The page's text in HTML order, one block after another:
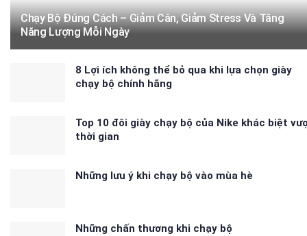
Chạy Bộ Đúng Cách – Giảm Cân, Giảm Stress Và Tăng
Năng Lượng Mỗi Ngày
8 Lợi ích không thể bỏ qua khi lựa chọn giày
chạy bộ chính hãng
Top 10 đôi giày chạy bộ của Nike khác biệt
thời gian
Những lưu ý khi chạy bộ vào mùa hè
Những chấn thương khi chạy bộ